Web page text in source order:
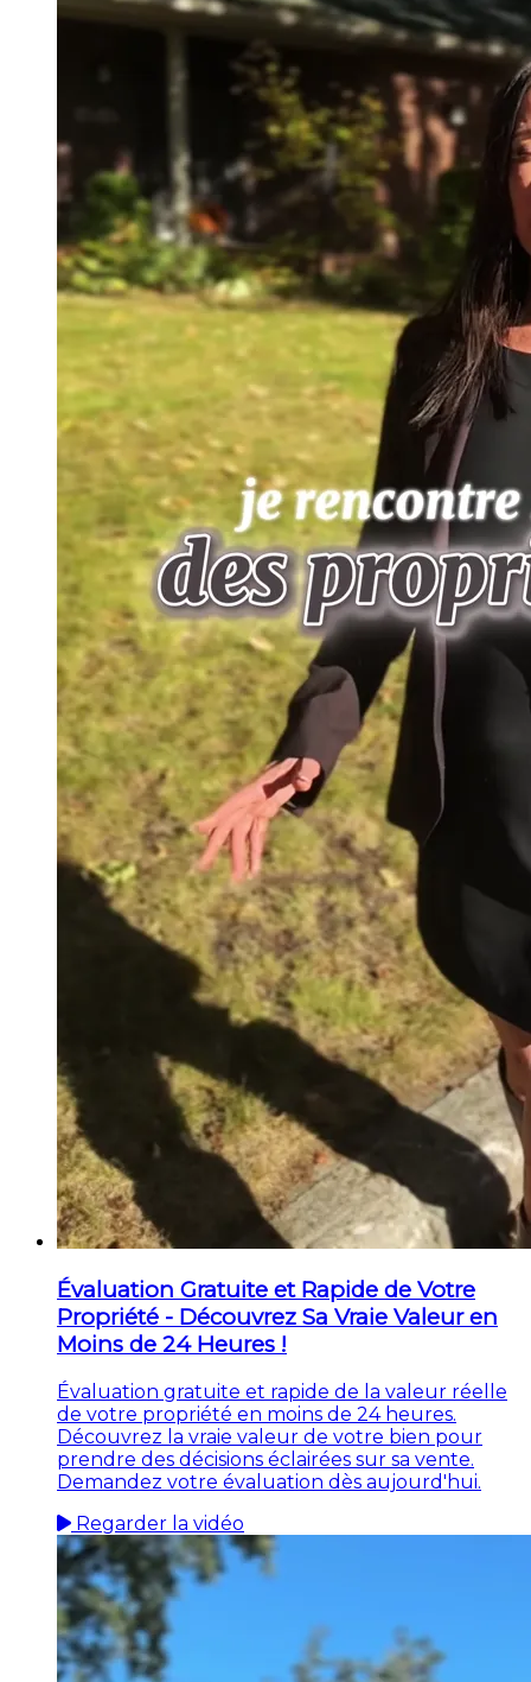
Évaluation Gratuite et Rapide de Votre
Propriété - Découvrez Sa Vraie Valeur en
Moins de 24 Heures !
Évaluation gratuite et rapide de la valeur réelle
de votre propriété en moins de 24 heures.
Découvrez la vraie valeur de votre bien pour
prendre des décisions éclairées sur sa vente.
Demandez votre évaluation dès aujourd'hui.
Regarder la vidéo